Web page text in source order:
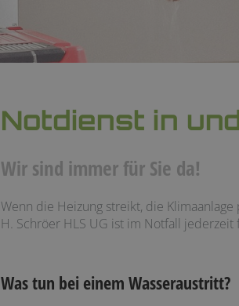
Notdienst in
Wir sind immer für Sie da!
Wenn die Heizung streikt, die
H. Schröer HLS UG ist im Notfall
Was tun bei einem Wasseraustritt?